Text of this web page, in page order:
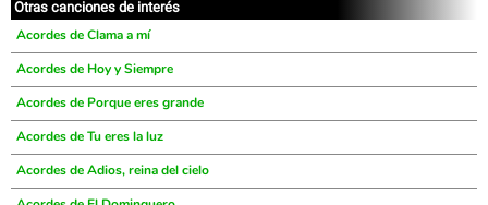
Otras canciones de interés
Acordes de Clama a mí
Acordes de Hoy y Siempre
Acordes de Porque eres grande
Acordes de Tu eres la luz
Acordes de Adios, reina del cielo